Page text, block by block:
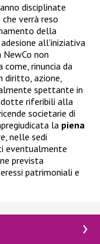
disciplinate
che verrà reso
della
all’iniziativa
non
rinuncia da
diritto, azione,
spettante in
riferibili alla
societarie di
la piena
nelle sedi
eventualmente
prevista
patrimoniali e